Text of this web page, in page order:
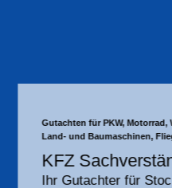
Gutachten für PKW, Motorrad,
Land- und Baumaschinen,
KFZ
Ihr Gutachter für